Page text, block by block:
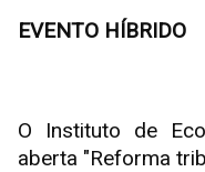
EVENTO HÍBRIDO
O Instituto de
aberta "Reforma